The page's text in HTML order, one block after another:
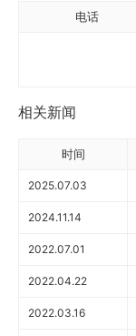
电话
相关新闻
时间
2025.07.03
2024.11.14
2022.07.01
2022.04.22
2022.03.16